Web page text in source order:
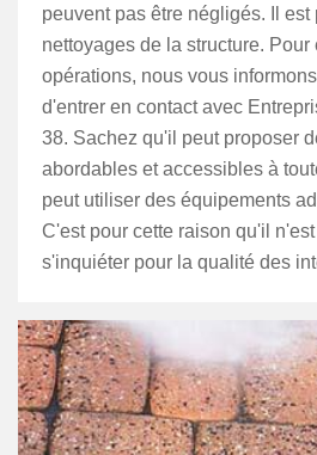
peuvent pas être négligés. Il
nettoyages de la structure. Pour
opérations, nous vous
d'entrer en contact avec
38. Sachez qu'il peut proposer
abordables et accessibles à
peut utiliser des équipements
C'est pour cette raison qu'il
s'inquiéter pour la qualité des